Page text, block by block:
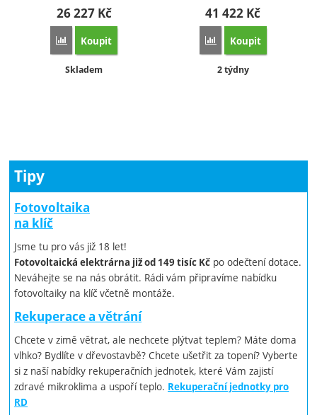
26 227 Kč
Přidat 'Měnič Victron Energy Phoenix 24V / 3000VA –
Koupit
Dostupnost:
Skladem
41 422 Kč
Přidat 'Měnič Victron
Koupit
Dostupnost:
2 týdny
Tipy
Fotovoltaika
na klíč
Jsme tu pro vás již 18 let!
Fotovoltaická elektrárna již od 149 tisíc Kč po odečtení dotace.
Neváhejte se na nás obrátit. Rádi vám připravíme nabídku
fotovoltaiky na klíč včetně montáže.
Rekuperace a větrání
Chcete v zimě větrat, ale nechcete plýtvat teplem? Máte doma
vlhko? Bydlíte v dřevostavbě? Chcete ušetřit za topení? Vyberte
si z naší nabídky rekuperačních jednotek, které Vám zajistí
zdravé mikroklima a uspoří teplo. Rekuperační jednotky pro
RD